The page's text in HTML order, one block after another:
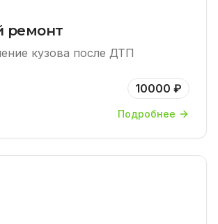
ремонт
кузова после ДТП
10000 ₽
Подробнее